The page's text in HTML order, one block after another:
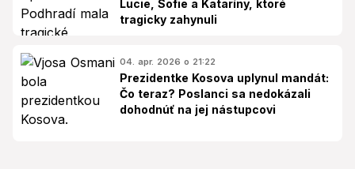
Lucie, Sofie a Kataríny, ktoré
tragicky zahynuli
04. apr. 2026 o 21:22
Prezidentke Kosova uplynul mandát:
Čo teraz? Poslanci sa nedokázali
dohodnúť na jej nástupcovi